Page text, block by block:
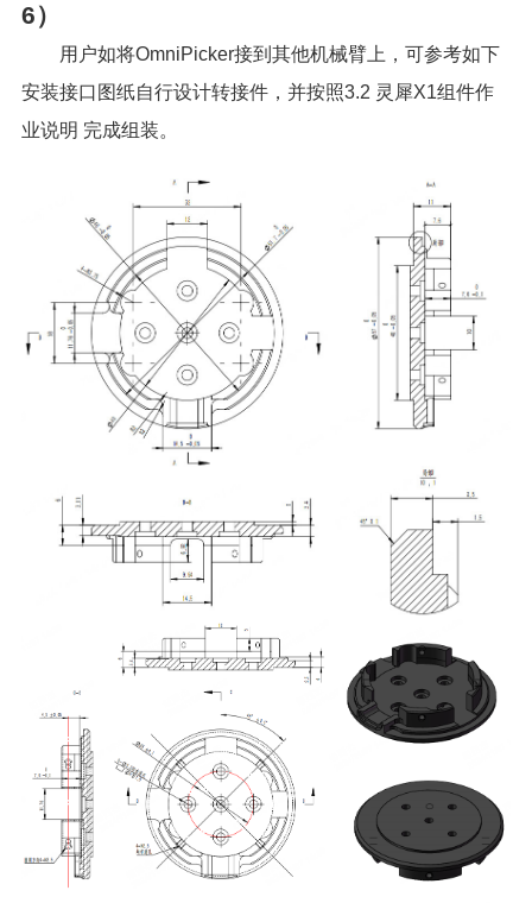
6）
用户如将OmniPicker接到其他机械臂上，可参考如下
安装接口图纸自行设计转接件，并按照3.2 灵犀X1组件作
业说明 完成组装。